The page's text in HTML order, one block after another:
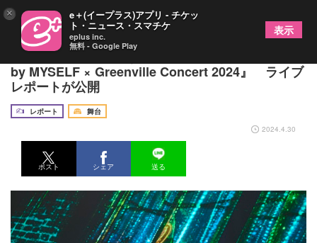
井上芳雄のさまざまな側面が堪能できる『井上芳雄
by MYSELF × Greenville Concert 2024』 ライブ
レポートが公開
レポート
舞台
2024.4.30
ポスト シェア 送る
× e＋(イープラス)アプリ - チケッ
ト・ニュース・スマチケ
eplus inc.
無料 - Google Play
表示